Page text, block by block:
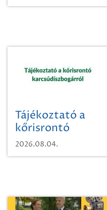
Tájékoztató a
kőrisrontó
karcsúdíszbogárról
2026.08.04.